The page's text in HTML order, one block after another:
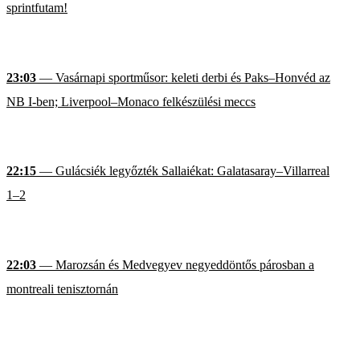
sprintfutam!
23:03 — Vasárnapi sportműsor: keleti derbi és Paks–Honvéd az
NB I-ben; Liverpool–Monaco felkészülési meccs
22:15 — Gulácsiék legyőzték Sallaiékat: Galatasaray–Villarreal
1–2
22:03 — Marozsán és Medvegyev negyeddöntős párosban a
montreali tenisztornán